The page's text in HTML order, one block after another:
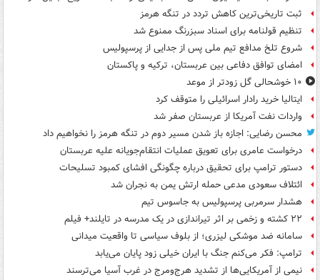
ثبت تاریخی‌ترین کاهش تردد در تنگه هرمز
تنظیم قولنامه برای اسناد سبزرنگ ممنوع شد
شروع تلخ مدافع تیم ملی پس از جدایی از پرسپولیس
امضای توافق دفاعی بین عربستان، ترکیه و پاکستان
۱۰ خوشحالی گل زودتر از موعد
ایتالیا خرید رادار اسرائیلی را متوقف کرد
واردات نفت آمریکا از عربستان صفر شد
محسن رضایی: اجازه باز شدن مسیر دوم در تنگه هرمز را نخواهیم داد
درخواست عامری برای تعویق عملیات انتقام‌جویانه علیه عربستان
دستور ترامپ برای تحقیق درباره چگونگی افشای کمبود تسلیحات
ائتلاف سعودی مدعی حمله ارتش یمن به نجران شد
هشدار سرمربی پرسپولیس به جاسوس تیم
۲۲ کشته و زخمی بر اثر تیراندازی در یک مدرسه در تایلند+ فیلم
سامانه ضد موشکی لیزری؛ از بلوف سیاسی تا واقعیت میدانی
ترامپ: فکر می‌کنم جنگ با ایران خیلی زود پایان می‌یابد
نیمی از آمریکایی‌ها از تشدید هرج‌ومرج در غرب آسیا می‌ترسند